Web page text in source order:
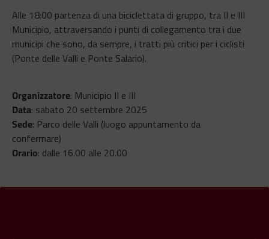
Alle 18:00 partenza di una biciclettata di gruppo, tra II e III
Municipio, attraversando i punti di collegamento tra i due
municipi che sono, da sempre, i tratti più critici per i ciclisti
(Ponte delle Valli e Ponte Salario).
Organizzatore: Municipio II e III
Data: sabato 20 settembre 2025
Sede: Parco delle Valli (luogo appuntamento da
confermare)
Orario: dalle 16.00 alle 20.00